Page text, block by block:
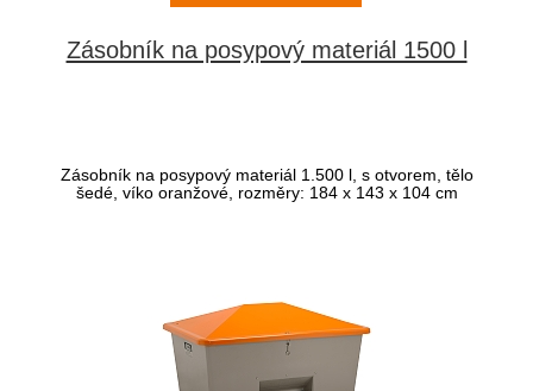
Zásobník na posypový materiál 1500 l
Zásobník na posypový materiál 1.500 l, s otvorem, tělo
šedé, víko oranžové, rozměry: 184 x 143 x 104 cm